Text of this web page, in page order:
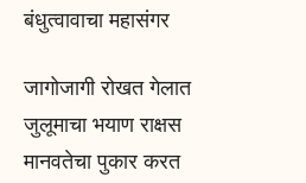
बंधुत्वावाचा महासंगर
जागोजागी रोखत गेलात
जुलूमाचा भयाण राक्षस
मानवतेचा पुकार करत